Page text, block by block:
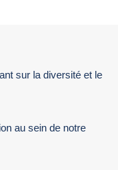
sur la diversité et le
au sein de notre